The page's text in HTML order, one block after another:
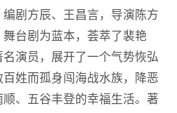
剧方辰、王昌言，导演陈方
台剧为蓝本，荟萃了裴艳
演员，展开了一个气势恢弘
姓而孤身闯海战水族，降恶
、五谷丰登的幸福生活。著